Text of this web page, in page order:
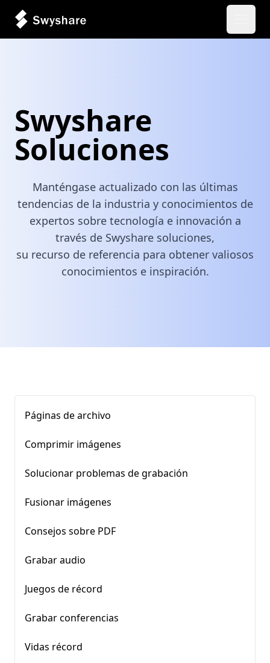
Swyshare
Soluciones
Manténgase actualizado con las últimas
tendencias de la industria y conocimientos de
expertos sobre tecnología e innovación a
través de Swyshare soluciones,
su recurso de referencia para obtener valiosos
conocimientos e inspiración.
Páginas de archivo
Comprimir imágenes
Solucionar problemas de grabación
Fusionar imágenes
Consejos sobre PDF
Grabar audio
Juegos de récord
Grabar conferencias
Vidas récord